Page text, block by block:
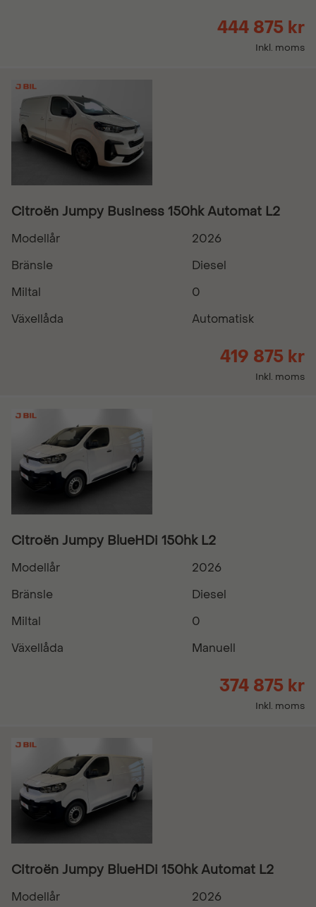
444 875 kr
Inkl. moms
Citroën Jumpy Business 150hk Automat L2
Modellår
2026
Bränsle
Diesel
Miltal
0
Växellåda
Automatisk
419 875 kr
Inkl. moms
Citroën Jumpy BlueHDi 150hk L2
Modellår
2026
Bränsle
Diesel
Miltal
0
Växellåda
Manuell
374 875 kr
Inkl. moms
Citroën Jumpy BlueHDi 150hk Automat L2
Modellår
2026